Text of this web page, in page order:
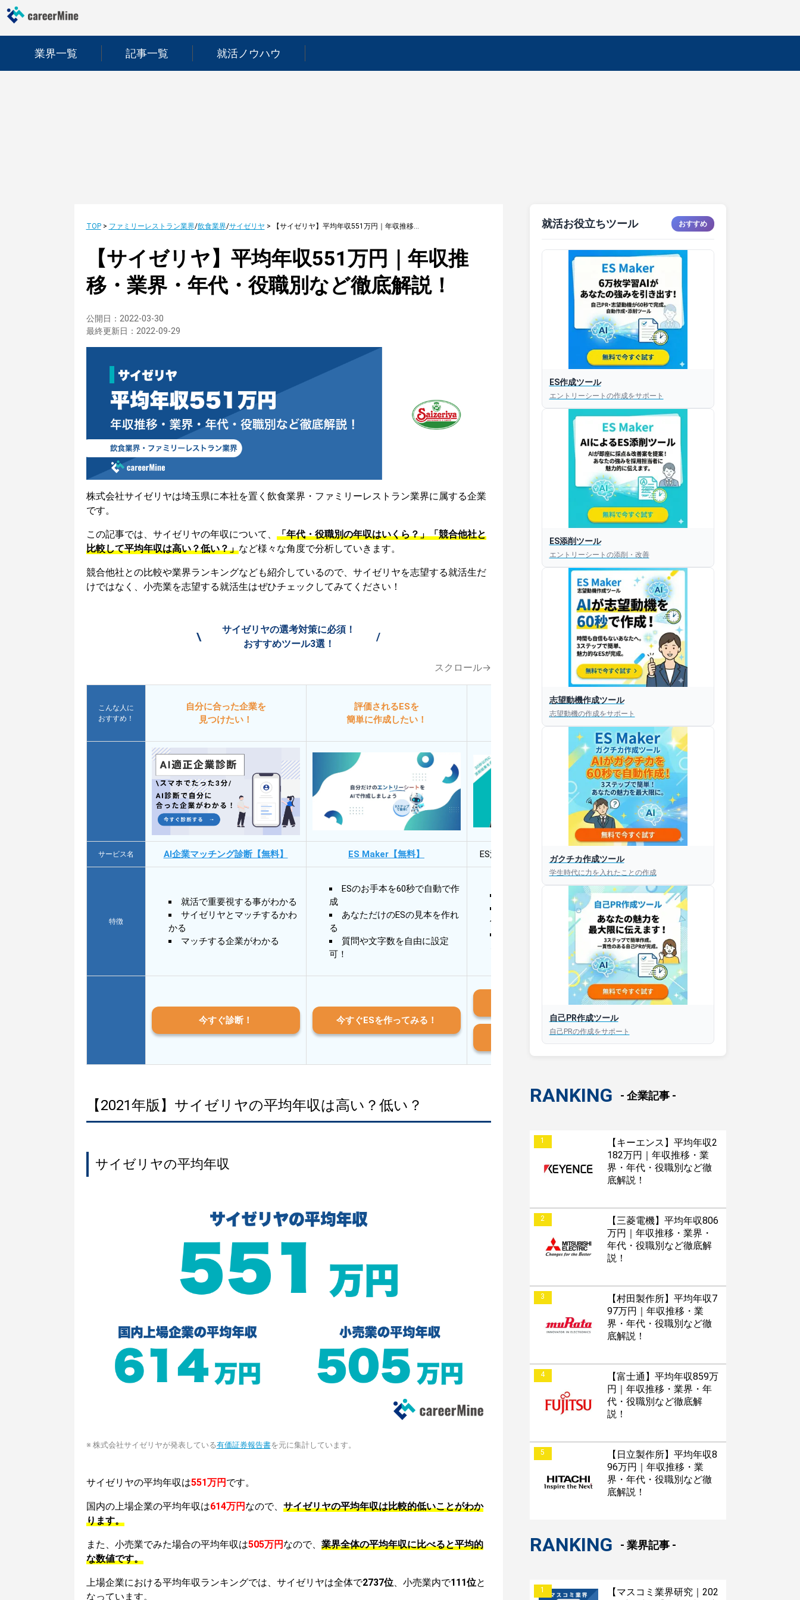
業界一覧 記事一覧 就活ノウハウ
TOP> ファミリーレストラン業界/飲食業界/サイゼリヤ > 【サイゼリヤ】平均年収551万円｜年収推移・業界・年代・役職別など徹底解説！
【サイゼリヤ】平均年収551万円｜年収推
移・業界・年代・役職別など徹底解説！
公開日： 2022-03-30
最終更新日： 2022-09-29
株式会社サイゼリヤは埼玉県に本社を置く飲食業界・ファミリーレストラン業界に属する企業
です。
この記事では、サイゼリヤの年収について、 「年代・役職別の年収はいくら？」「競合他社と
比較して平均年収は高い？低い？」など様々な角度で分析していきます。
競合他社との比較や業界ランキングなども紹介しているので、サイゼリヤを志望する就活生だ
けではなく、小売業を志望する就活生はぜひチェックしてみてください！
\
サイゼリヤの選考対策に必須！
おすすめツール3選！
/
スクロール→
こんな人に
おすすめ！
自分に合った企業を
見つけたい！
評価されるESを
簡単に作成したい！
今すぐESを
添削してほしい！
サービス名 AI企業マッチング診断【無料】 ES Maker【無料】 ES添削・面接対策アプリ【無料】
特徴
就活で重要視する事がわかる
サイゼリヤとマッチするかわ
かる
マッチする企業がわかる
ESのお手本を60秒で自動で作
成
あなただけのESの見本を作れ
る
質問や文字数を自由に設定
可！
30秒以内にあなたのESを添削
30秒以内にあなただけのESを
作成
AIと対話して面接練習ができ
今すぐ診断！ 今すぐESを作ってみる！
iOS版はこちら
Android版はこちら
【2021年版】サイゼリヤの平均年収は高い？低い？
サイゼリヤの平均年収
※ 株式会社サイゼリヤが発表している有価証券報告書を元に集計しています。
サイゼリヤの平均年収は551万円 です。
国内の上場企業の平均年収は614万円 なので、 サイゼリヤの平均年収は比較的低いことがわか
ります。
また、小売業でみた場合の平均年収は505万円 なので、 業界全体の平均年収に比べると平均的
な数値です。
上場企業における平均年収ランキングでは、サイゼリヤは全体で2737位、小売業内で111位と
なっています。
就活お役立ちツール おすすめ
ES作成ツール
エントリーシートの作成をサポート
ES添削ツール
エントリーシートの添削・改善
志望動機作成ツール
志望動機の作成をサポート
ガクチカ作成ツール
学生時代に力を入れたことの作成
自己PR作成ツール
自己PRの作成をサポート
RANKING - 企業記事 -
1
【キーエンス】平均年収2
182万円｜年収推移・業
界・年代・役職別など徹
底解説！
2
【三菱電機】平均年収806
万円｜年収推移・業界・
年代・役職別など徹底解
説！
3
【村田製作所】平均年収7
97万円｜年収推移・業
界・年代・役職別など徹
底解説！
4
【富士通】平均年収859万
円｜年収推移・業界・年
代・役職別など徹底解
説！
5
【日立製作所】平均年収8
96万円｜年収推移・業
界・年代・役職別など徹
底解説！
RANKING - 業界記事 -
1
【マスコミ業界研究｜202